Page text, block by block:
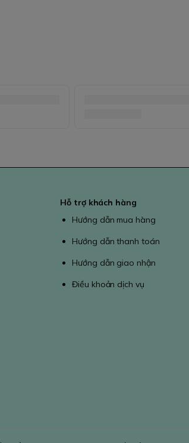
Hỗ trợ khách hàng
Hướng dẫn mua hàng
Hướng dẫn thanh toán
Hướng dẫn giao nhận
Điều khoản dịch vụ